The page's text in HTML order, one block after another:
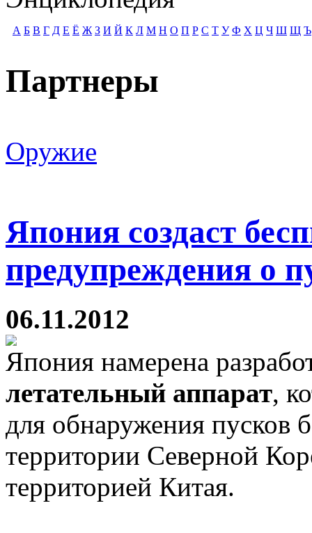
А Б В Г Д Е Ё Ж З И Й К Л М Н О П Р С Т У Ф Х Ц Ч Ш Щ Ъ
Партнеры
Оружие
Япония создаст
предупреждения о
06.11.2012
Япония намерена
летательный аппарат,
для обнаружения пусков
территории Северной
территорией Китая.